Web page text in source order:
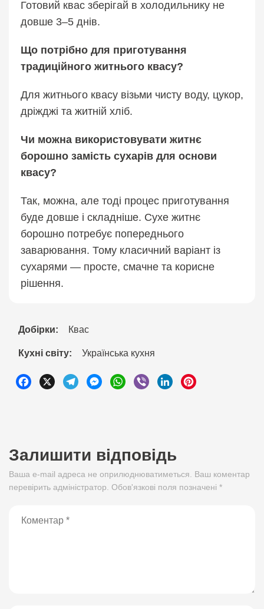
Готовий квас зберігай в холодильнику не
довше 3–5 днів.
Що потрібно для приготування
традиційного житнього квасу?
Для житнього квасу візьми чисту воду, цукор,
дріжджі та житній хліб.
Чи можна використовувати житнє
борошно замість сухарів для основи
квасу?
Так, можна, але тоді процес приготування
буде довше і складніше. Сухе житнє
борошно потребує попереднього
заварювання. Тому класичний варіант із
сухарями — просте, смачне та корисне
рішення.
Добірки: Квас
Кухні світу: Українськa кухня
Facebook TelegramMessengerWhatsApp
Viber LinkedIn
Залишити відповідь
Ваша e-mail адреса не оприлюднюватиметься. Ваш коментар
перевірить адміністратор. Обов'язкові поля позначені *